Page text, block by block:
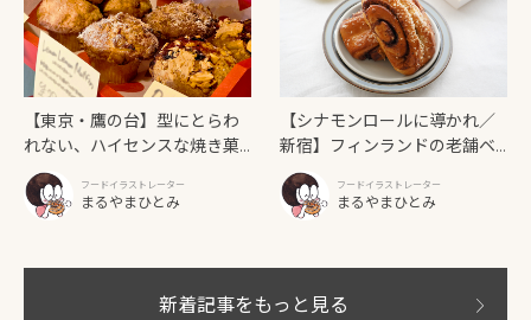
【東京・鷹の台】型にとらわ
れない、ハイセンスな焼き菓
子「SUN3C（サンサンク）」
フードイラストレーター
まるやまひとみ
【シナモンロールに導かれ／
新宿】フィンランドの老舗ベ
ーカリーカフェが日本上陸！
「Ekberg（エクベリ）」
フードイラストレーター
まるやまひとみ
新着記事をもっと見る